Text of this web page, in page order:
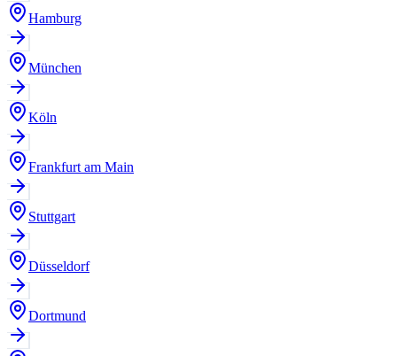
Hamburg
München
Köln
Frankfurt am Main
Stuttgart
Düsseldorf
Dortmund